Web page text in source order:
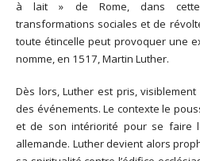
à lait » de Rome, dans cette
transformations sociales et de
toute étincelle peut provoquer une
nomme, en 1517, Martin Luther.
Dès lors, Luther est pris, visiblement
des événements. Le contexte le
et de son intériorité pour se faire
allemande. Luther devient alors